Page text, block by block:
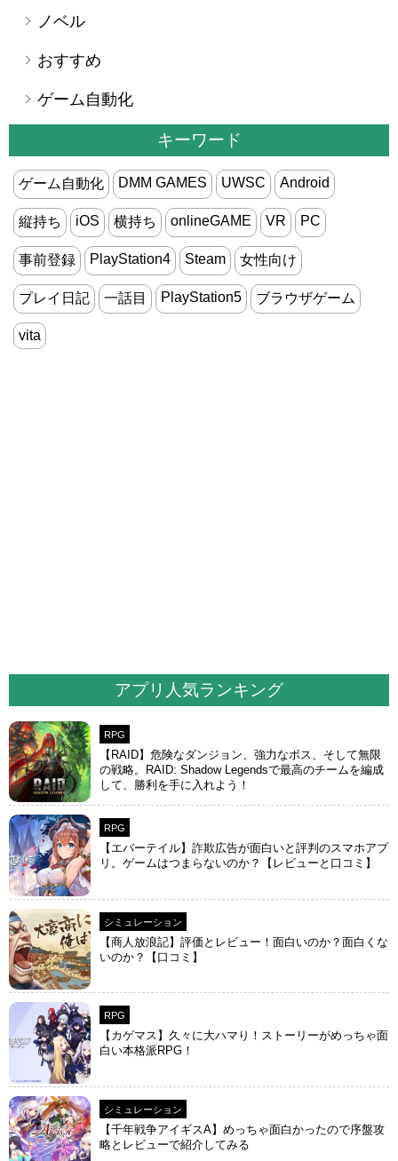
ノベル
おすすめ
ゲーム自動化
キーワード
ゲーム自動化 DMM GAMES UWSC Android
縦持ち iOS 横持ち onlineGAME VR PC
事前登録 PlayStation4 Steam 女性向け
プレイ日記 一話目 PlayStation5 ブラウザゲーム
vita
アプリ人気ランキング
RPG
【RAID】危険なダンジョン、強力なボス、そして無限
の戦略。RAID: Shadow Legendsで最高のチームを編成
して、勝利を手に入れよう！
RPG
【エバーテイル】詐欺広告が面白いと評判のスマホアプ
リ。ゲームはつまらないのか？【レビューと口コミ】
シミュレーション
【商人放浪‪記】評価とレビュー！面白いのか？面白くな
いのか？【口コミ】
RPG
【カゲマス】久々に大ハマり！ストーリーがめっちゃ面
白い本格派RPG！
シミュレーション
【千年戦争アイギスA】めっちゃ面白かったので序盤攻
略とレビューで紹介してみる